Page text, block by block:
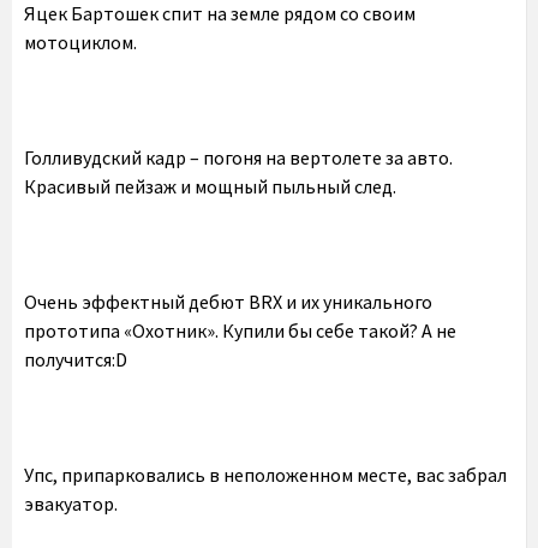
Яцек Бартошек спит на земле рядом со своим
мотоциклом.
Голливудский кадр – погоня на вертолете за авто.
Красивый пейзаж и мощный пыльный след.
Очень эффектный дебют BRX и их уникального
прототипа «Охотник». Купили бы себе такой? А не
получится:D
Упс, припарковались в неположенном месте, вас забрал
эвакуатор.